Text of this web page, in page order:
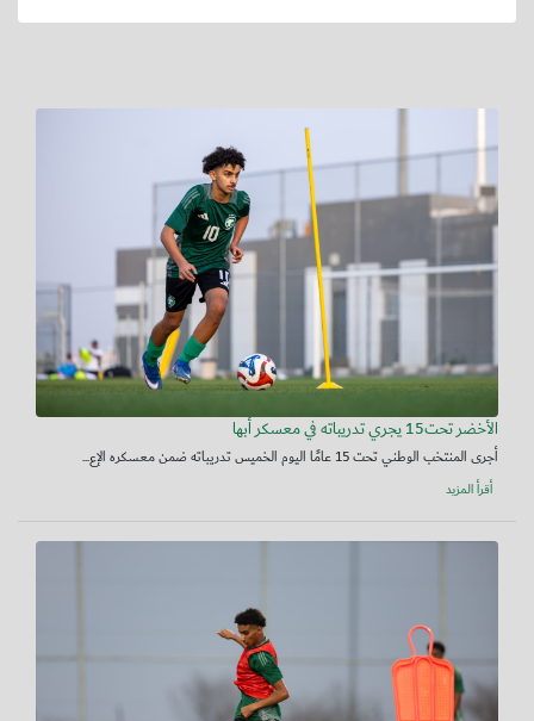
الأخضر تحت15 يجري تدريباته في معسكر أبها
أجرى المنتخب الوطني تحت 15 عامًا اليوم الخميس تدريباته ضمن معسكره الإع...
أقرأ المزيد